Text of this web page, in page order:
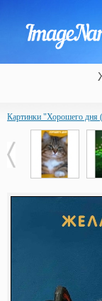
Картинки "Хорошего дня